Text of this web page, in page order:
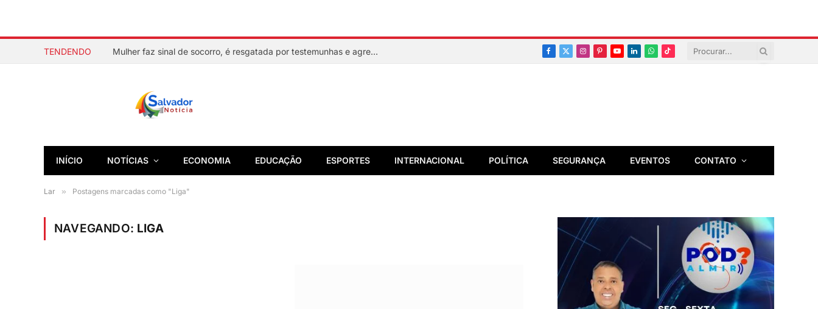
TENDENDO Mulher faz sinal de socorro, é resgatada por testemunhas e agressor acaba preso em flagrante
Facebook
X
Instagram
PinterestYouTubeLinkedInWhatsapp
TikTok
INÍCIO NOTÍCIAS ECONOMIA EDUCAÇÃO ESPORTES INTERNACIONAL POLÍTICA SEGURANÇA EVENTOS CONTATO
Lar » Postagens marcadas como "Liga"
NAVEGANDO: LIGA